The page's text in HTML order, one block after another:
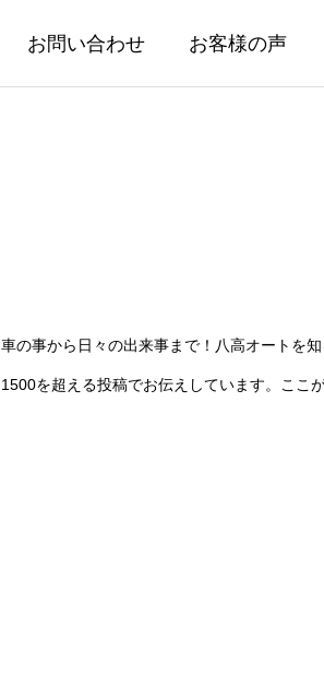
お問い合わせ お客様の声
車の事から日々の出来事まで！八高オートを
1500を超える投稿でお伝えしています。ここ